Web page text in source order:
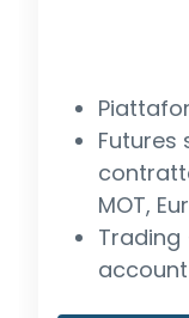
Futures
MOT,
Trading
account